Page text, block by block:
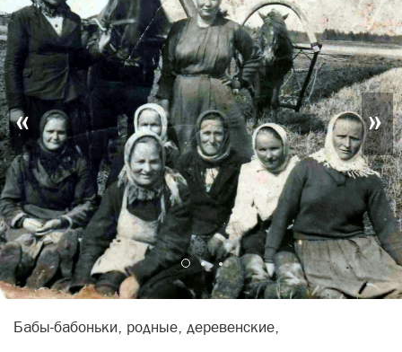
« »
Бабы-бабоньки, родные, деревенские,